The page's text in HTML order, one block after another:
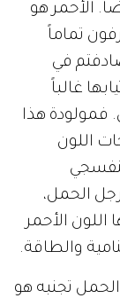
الأحمر هو
تماماً
صادفتم في
غالباً
فمولودة هذا
اللون
رجل الحمل،
الأحمر
والطاقة.
تجنبه هو